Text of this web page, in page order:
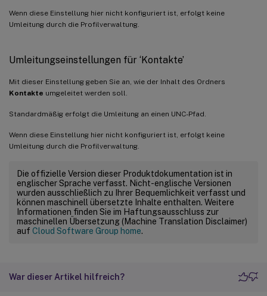
Wenn diese Einstellung hier nicht konfiguriert ist, erfolgt keine
Umleitung durch die Profilverwaltung.
Umleitungseinstellungen für ‘Kontakte’
Mit dieser Einstellung geben Sie an, wie der Inhalt des Ordners
Kontakte umgeleitet werden soll.
Standardmäßig erfolgt die Umleitung an einen UNC-Pfad.
Wenn diese Einstellung hier nicht konfiguriert ist, erfolgt keine
Umleitung durch die Profilverwaltung.
Die offizielle Version dieser Produktdokumentation ist in
englischer Sprache verfasst. Nicht-englische Versionen
wurden ausschließlich zu Ihrer Bequemlichkeit verfasst und
können maschinell übersetzte Inhalte enthalten. Weitere
Informationen finden Sie im Haftungsausschluss zur
maschinellen Übersetzung (Machine Translation Disclaimer)
auf Cloud Software Group home.
War dieser Artikel hilfreich?